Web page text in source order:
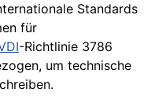
Standards
für
-Richtlinie 3786
um technische